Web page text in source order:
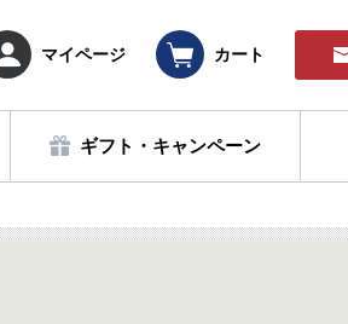
マイページ カート
ギフト・キャンペーン